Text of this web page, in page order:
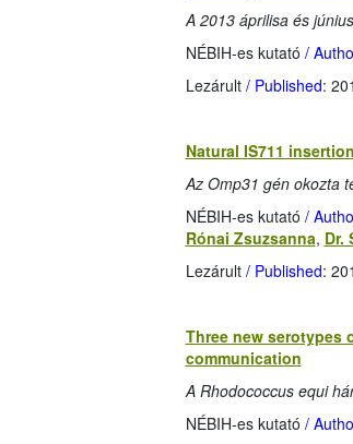
A 2013 áprilisa és
NÉBIH-es kutató /
Lezárult / Published:
Natural IS711
Az Omp31 gén okozta
NÉBIH-es kutató /
Rónai Zsuzsanna, Dr.
Lezárult / Published:
Three new serotypes
communication
A Rhodococcus equi
NÉBIH-es kutató /